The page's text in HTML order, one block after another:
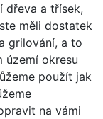
dřeva a třísek,
měli dostatek
grilování, a to
území okresu
použít jak
na vámi